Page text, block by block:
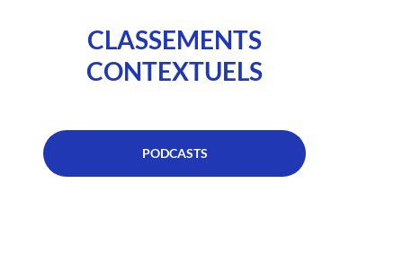
CLASSEMENTS
CONTEXTUELS
PODCASTS